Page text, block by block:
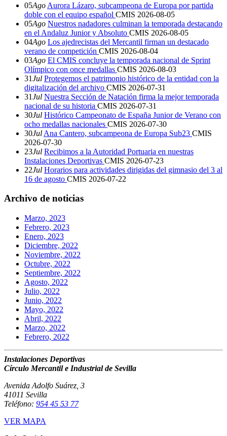
05Ago Aurora Lázaro, subcampeona de Europa por partida
doble con el equipo español CMIS 2026-08-05
05Ago Nuestros nadadores culminan la temporada destacando
en el Andaluz Junior y Absoluto CMIS 2026-08-05
04Ago Los ajedrecistas del Mercantil firman un destacado
verano de competición CMIS 2026-08-04
03Ago El CMIS concluye la temporada nacional de Sprint
Olímpico con once medallas CMIS 2026-08-03
31Jul Protegemos el patrimonio histórico de la entidad con la
digitalización del archivo CMIS 2026-07-31
31Jul Nuestra Sección de Natación firma la mejor temporada
nacional de su historia CMIS 2026-07-31
30Jul Histórico Campeonato de España Junior de Verano con
ocho medallas nacionales CMIS 2026-07-30
30Jul Ana Cantero, subcampeona de Europa Sub23 CMIS
2026-07-30
23Jul Recibimos a la Autoridad Portuaria en nuestras
Instalaciones Deportivas CMIS 2026-07-23
22Jul Horarios para actividades dirigidas del gimnasio del 3 al
16 de agosto CMIS 2026-07-22
Archivo de noticias
Marzo, 2023
Febrero, 2023
Enero, 2023
Diciembre, 2022
Noviembre, 2022
Octubre, 2022
Septiembre, 2022
Agosto, 2022
Julio, 2022
Junio, 2022
Mayo, 2022
Abril, 2022
Marzo, 2022
Febrero, 2022
Instalaciones Deportivas
Círculo Mercantil e Industrial de Sevilla
Avenida Adolfo Suárez, 3
41011 Sevilla
Teléfono: 954 45 53 77
VER MAPA